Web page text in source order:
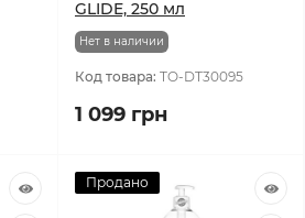
GLIDE, 250 мл
Нет в наличии
Код товара: TO-DT30095
1 099 грн
Продано